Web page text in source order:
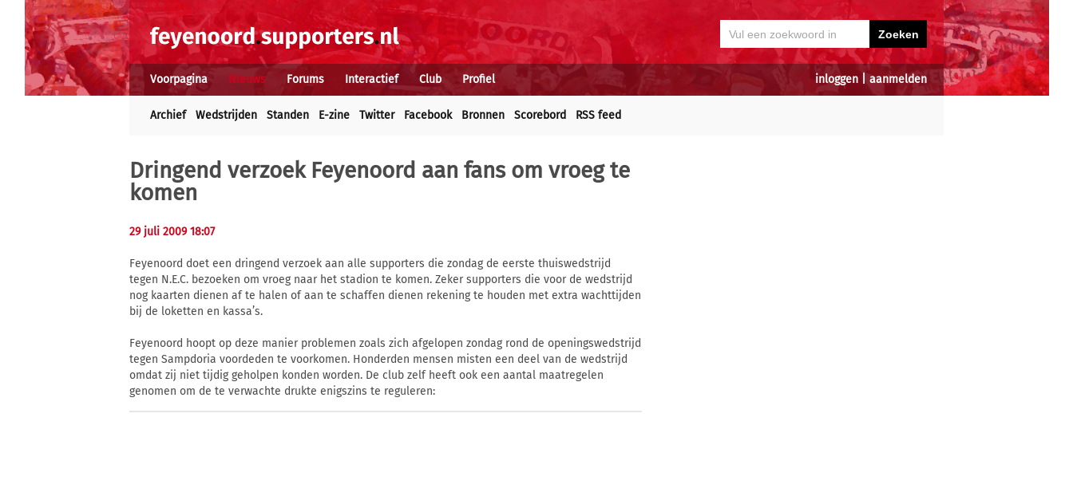
inloggen aanmelden
Voorpagina Nieuws Forums Interactief Club Profiel
Archief Wedstrijden Standen E-zine Twitter Facebook Bronnen Scorebord RSS feed
Dringend verzoek Feyenoord aan fans om vroeg te
komen
29 juli 2009 18:07
Feyenoord doet een dringend verzoek aan alle supporters die zondag de eerste thuiswedstrijd
tegen N.E.C. bezoeken om vroeg naar het stadion te komen. Zeker supporters die voor de wedstrijd
nog kaarten dienen af te halen of aan te schaffen dienen rekening te houden met extra wachttijden
bij de loketten en kassa’s.
Feyenoord hoopt op deze manier problemen zoals zich afgelopen zondag rond de openingswedstrijd
tegen Sampdoria voordeden te voorkomen. Honderden mensen misten een deel van de wedstrijd
omdat zij niet tijdig geholpen konden worden. De club zelf heeft ook een aantal maatregelen
genomen om de te verwachte drukte enigszins te reguleren: